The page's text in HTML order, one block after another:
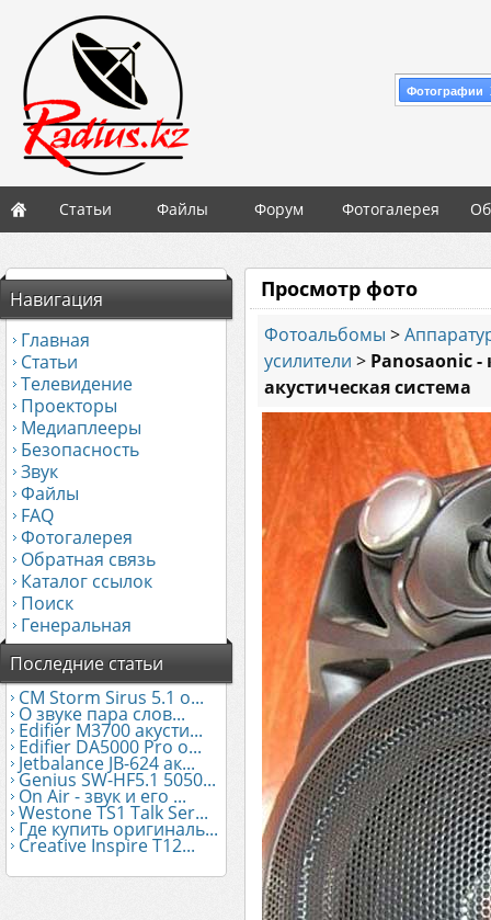
Фотографии
Статьи Файлы Форум Фотогалерея
Навигация
Главная
Статьи
Телевидение
Проекторы
Медиаплееры
Безопасность
Звук
Файлы
FAQ
Фотогалерея
Обратная связь
Каталог ссылок
Поиск
Генеральная
Последние статьи
CM Storm Sirus 5.1 о...
О звуке пара слов...
Edifier М3700 акусти...
Edifier DA5000 Pro о...
Jetbalance JB-624 ак...
Genius SW-HF5.1 5050...
On Air - звук и его ...
Westone TS1 Talk Ser...
Где купить оригиналь...
Creative Inspire T12...
Просмотр фото
Фотоальбомы >
усилители > Panosaonic -
акустическая система